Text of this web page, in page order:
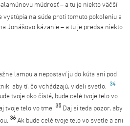
múdrosť – a tu je niekto väčší
vystúpia na súde proti tomuto pokoleniu a
Jonášovo kázanie – a tu je predsa niekto
lampu a nepostaví ju do kúta ani pod
aby tí, čo vchádzajú, videli svetlo. 34
tvoje oko čisté, bude celé tvoje telo vo
tvoje telo vo tme. 35 Daj si teda pozor, aby
36 Ak bude celé tvoje telo vo svetle a ani